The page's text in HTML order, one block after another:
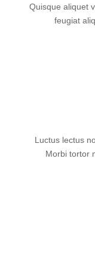
Quisque aliquet
feugiat
Luctus lectus
Morbi tortor